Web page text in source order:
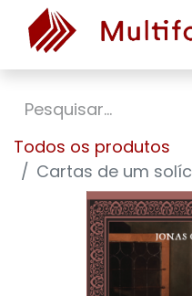
Todos os produtos
Cartas de um